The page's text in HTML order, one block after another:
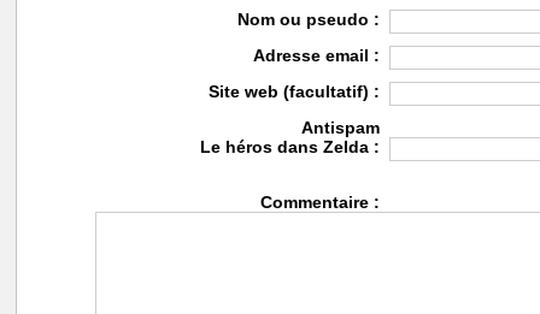
Nom ou pseudo :
Adresse email :
Site web (facultatif) :
Antispam
Le héros dans Zelda :
Commentaire :